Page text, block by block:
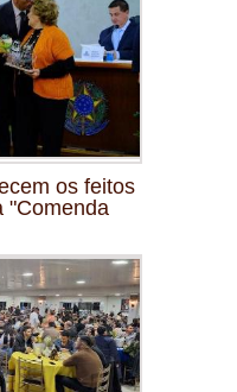
os feitos
"Comenda